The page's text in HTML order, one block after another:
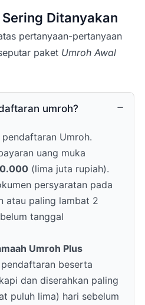
Manaqqah, Tsaqifah Bani
Ashar di Masjid Nabawi.
di Masjid Nabawi.
makan malam di hotel.
ibadah di Masjid
Ditanyakan
pertanyaan-pertanyaan
paket Umroh Awal
umroh?
Umroh.
uang muka
(lima juta rupiah).
persyaratan pada
atau paling lambat 2
tanggal
Umroh Plus
beserta
dan diserahkan paling
puluh lima) hari sebelum